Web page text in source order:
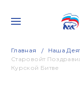
Главная Наша
Старовойт
Курской Битве